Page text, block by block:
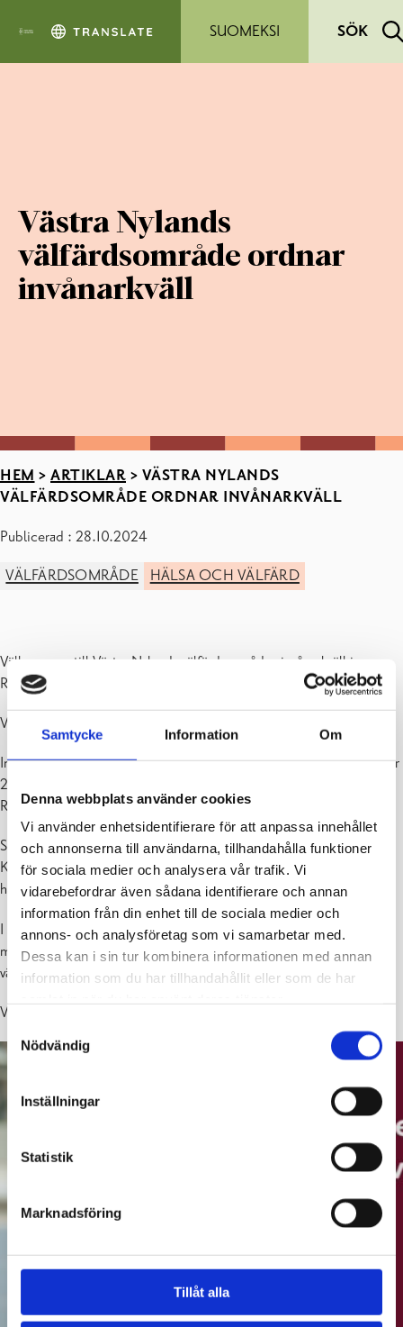
Samtycke Information Om
Denna webbplats använder cookies
Vi använder enhetsidentifierare för att anpassa innehållet
och annonserna till användarna, tillhandahålla funktioner
för sociala medier och analysera vår trafik. Vi
vidarebefordrar även sådana identifierare och annan
information från din enhet till de sociala medier och
annons- och analysföretag som vi samarbetar med.
Dessa kan i sin tur kombinera informationen med annan
information som du har tillhandahållit eller som de har
Nödvändig
Inställningar
Statistik
Marknadsföring
Tillåt alla
SUOMEKSI
SÖK
Västra Nylands
välfärdsområde ordnar
invånarkväll
HEM > ARTIKLAR > VÄSTRA NYLANDS
VÄLFÄRDSOMRÅDE ORDNAR INVÅNARKVÄLL
Publicerad : 28.10.2024
VÄLFÄRDSOMRÅDE HÄLSA OCH VÄLFÄRD
Välkommen till Västra Nylands välfärdsområdes invånarkväll i
Raseborg!
Vad förändras när man blir äldre och vad för det med sig?
Invånarmötet hålls på finska och svenska måndagen den 4 november
2024, kl. 17.00–20.00, i den före detta sjukvårdsskolan på
Raseborgsvägen 5 i Ekenäs.
Som gästföreläsare terapeut och författare Tommy Hellsten –
Kraften i ett mänskligt bemötande. Tommy Hellstens anförande
hålls på svenska.
I början av mötet bjuds det på invånarkaffe kl. 17–18, där det finns
möjlighet att träffa beslutsfattare och experter från Västra Nylands
välfärdsområde samt företrädare för organisationer.
Välkommen!